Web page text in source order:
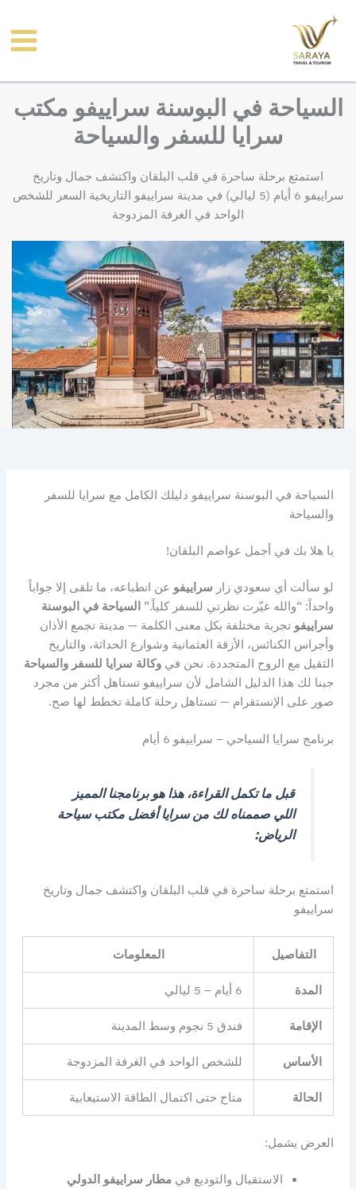
المحتوى
السياحة في البوسنة سراييفو مكتب
سرايا للسفر والسياحة
استمتع برحلة ساحرة في قلب البلقان واكتشف جمال وتاريخ
سراييفو 6 أيام (5 ليالي) في مدينة سراييفو التاريخية السعر للشخص
الواحد في الغرفة المزدوجة
السياحة في البوسنة سراييفو دليلك الكامل مع سرايا للسفر
والسياحة
يا هلا بك في أجمل عواصم البلقان!
لو سألت أي سعودي زار سراييفو عن انطباعه، ما تلقى إلا جواباً
واحداً: “والله غيّرت نظرتي للسفر كلياً.” السياحة في البوسنة
سراييفو تجربة مختلفة بكل معنى الكلمة — مدينة تجمع الأذان
وأجراس الكنائس، الأزقة العثمانية وشوارع الحداثة، والتاريخ
الثقيل مع الروح المتجددة. نحن في وكالة سرايا للسفر والسياحة
جبنا لك هذا الدليل الشامل لأن سراييفو تستاهل أكثر من مجرد
صور على الإنستقرام — تستاهل رحلة كاملة تخطط لها صح.
برنامج سرايا السياحي – سراييفو 6 أيام
قبل ما تكمل القراءة، هذا هو برنامجنا المميز
اللي صممناه لك من سرايا أفضل مكتب سياحة
الرياض:
استمتع برحلة ساحرة في قلب البلقان واكتشف جمال وتاريخ
سراييفو
التفاصيل المعلومات
المدة 6 أيام – 5 ليالي
الإقامة فندق 5 نجوم وسط المدينة
الأساس للشخص الواحد في الغرفة المزدوجة
الحالة متاح حتى اكتمال الطاقة الاستيعابية
العرض يشمل:
الاستقبال والتوديع في مطار سراييفو الدولي